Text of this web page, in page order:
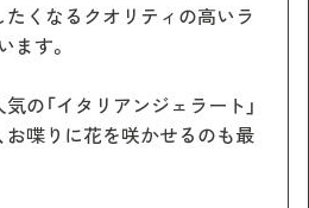
たくなるクオリティの高いラ
ます。
の「イタリアンジェラート」
お喋りに花を咲かせるのも最